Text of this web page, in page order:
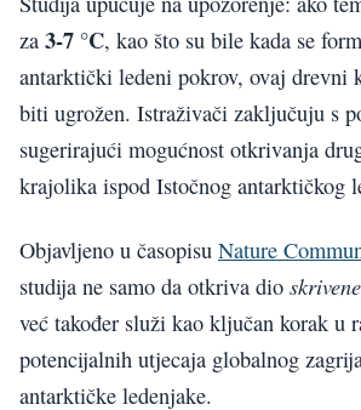
za 3-7 °C, kao što su bile kada se
antarktički ledeni pokrov, ovaj drevni
biti ugrožen. Istraživači zaključuju s
sugerirajući mogućnost otkrivanja
krajolika ispod Istočnog antarktičkog
Objavljeno u časopisu Nature
studija ne samo da otkriva dio
već također služi kao ključan korak u
potencijalnih utjecaja globalnog
antarktičke ledenjake.